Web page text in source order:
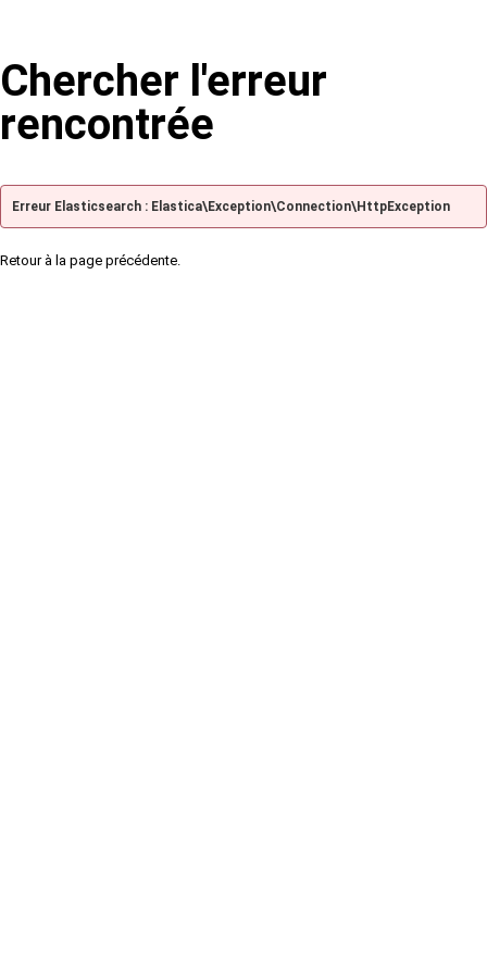
Chercher l'erreur
rencontrée
Erreur Elasticsearch : Elastica\Exception\Connection\HttpException
Retour à la page précédente.